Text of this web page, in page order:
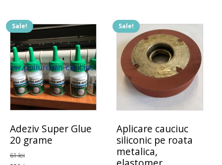
Sale!
Adeziv Super Glue
20 grame
61lei
Sale!
Aplicare cauciuc
siliconic pe roata
metalica,